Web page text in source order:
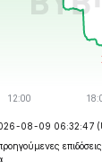
08-09 06:32:47